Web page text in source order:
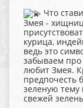
Что
Змея -
курица,
ведь это
забываем про
любит Змея.
предпочесть
зеленую
свежей